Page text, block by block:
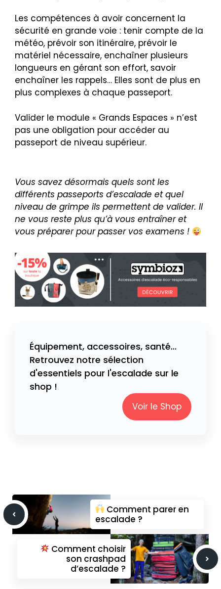
Les compétences à avoir concernent la
sécurité en grande voie : tenir compte de la
météo, prévoir son itinéraire, prévoir le
matériel nécessaire, enchaîner plusieurs
longueurs en gérant son effort, savoir
enchaîner les rappels… Elles sont de plus en
plus complexes à chaque passeport.
Valider le module « Grands Espaces » n’est
pas une obligation pour accéder au
passeport de niveau supérieur.
Vous savez désormais quels sont les
différents passeports d’escalade et quel
niveau de grimpe ils permettent de valider. Il
ne vous reste plus qu’à vous entraîner et
vous préparer pour passer vos examens !
Équipement, accessoires, santé...
Retrouvez notre sélection
d'essentiels pour l'escalade sur le
shop !
Voir le Shop
Comment parer en
escalade ?
Comment choisir
son crashpad
d’escalade ?